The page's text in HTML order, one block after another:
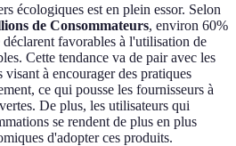
écologiques est en plein essor. Selon
de Consommateurs, environ 60%
déclarent favorables à l'utilisation de
Cette tendance va de pair avec les
à encourager des pratiques
ce qui pousse les fournisseurs à
De plus, les utilisateurs qui
se rendent de plus en plus
d'adopter ces produits.